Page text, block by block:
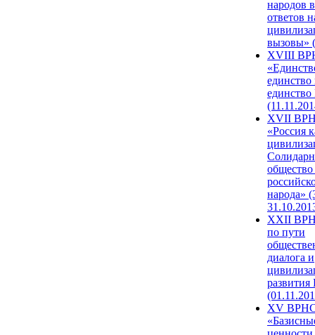
народов
ответов
вызовы»
XVIII
единство
единство
XVII
«Россия
народа»
XXII
по пути
диалога и
развития
XV